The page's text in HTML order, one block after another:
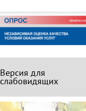
Версия для
слабовидящих